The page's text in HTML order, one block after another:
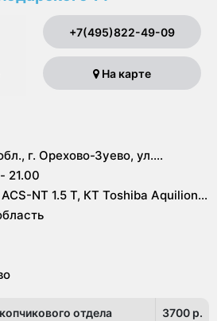
+7(495)822-49-09
На карте
г. Орехово-Зуево, ул.
21.00
NT 1.5 Т, КТ Toshiba Aquilion
отдела
3700 p.